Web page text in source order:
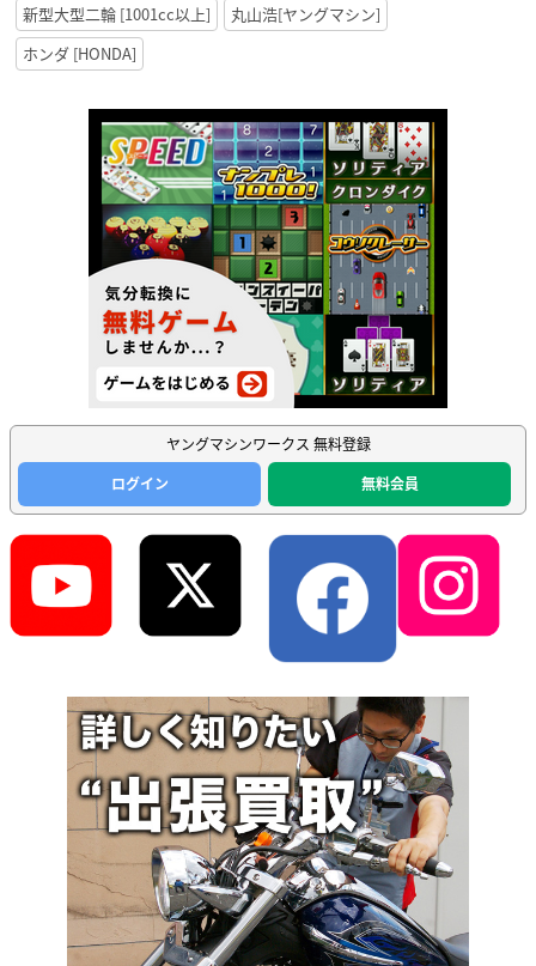
新型大型二輪 [1001cc以上]
丸山浩[ヤングマシン]
ホンダ [HONDA]
ヤングマシンワークス 無料登録
ログイン
無料会員